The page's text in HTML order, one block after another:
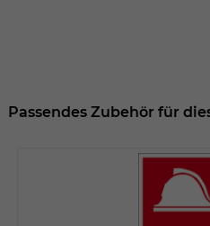
Passendes Zubehör für